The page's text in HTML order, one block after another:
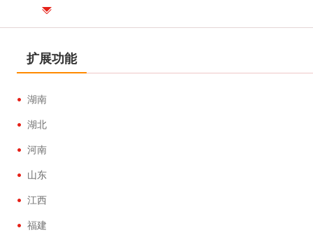
扩展功能
湖南
湖北
河南
山东
江西
福建